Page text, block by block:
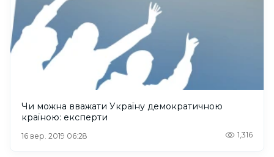
Чи можна вважати Україну демократичною
країною: експерти
16 вер. 2019 06:28 1,316